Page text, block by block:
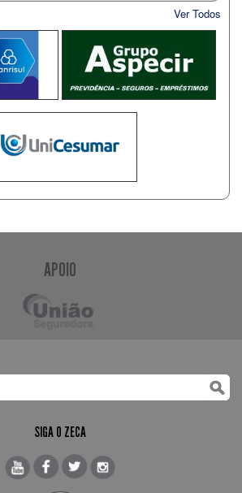
Ver Todos
APOIO
SIGA O ZECA